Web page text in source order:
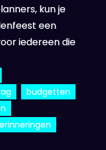
kun je
een
iedereen die
budgetten